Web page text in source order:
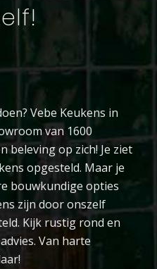
Vebe Keukens in
van 1600
beleving op zich! Je ziet
opgesteld. Maar je
bouwkundige opties
zijn door onszelf
Kijk rustig rond en
Van harte